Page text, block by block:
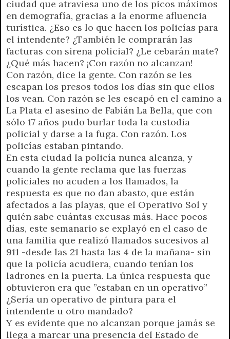
ciudad que atraviesa uno de los picos máximos
en demografía, gracias a la enorme afluencia
turística. ¿Eso es lo que hacen los policías para
el intendente? ¿También le comprarán las
facturas con sirena policial? ¿Le cebarán mate?
¿Qué más hacen? ¡Con razón no alcanzan!
Con razón, dice la gente. Con razón se les
escapan los presos todos los días sin que ellos
los vean. Con razón se les escapó en el camino a
La Plata el asesino de Fabián La Bella, que con
sólo 17 años pudo burlar toda la custodia
policial y darse a la fuga. Con razón. Los
policías estaban pintando.
En esta ciudad la policía nunca alcanza, y
cuando la gente reclama que las fuerzas
policiales no acuden a los llamados, la
respuesta es que no dan abasto, que están
afectados a las playas, que el Operativo Sol y
quién sabe cuántas excusas más. Hace pocos
días, este semanario se explayó en el caso de
una familia que realizó llamados sucesivos al
911 -desde las 21 hasta las 4 de la mañana- sin
que la policía acudiera, cuando tenían los
ladrones en la puerta. La única respuesta que
obtuvieron era que ”estaban en un operativo”
¿Sería un operativo de pintura para el
intendente u otro mandado?
Y es evidente que no alcanzan porque jamás se
llega a marcar una presencia del Estado de